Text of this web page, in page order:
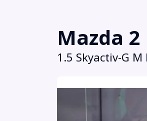
Mazda 2
1.5 Skyactiv-G